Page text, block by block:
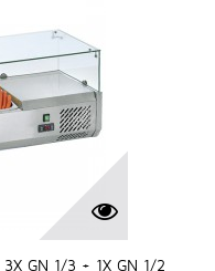
3X GN 1/3 + 1X GN 1/2